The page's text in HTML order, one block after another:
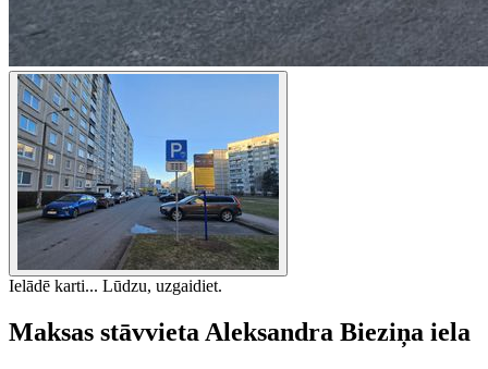
Ielādē karti... Lūdzu, uzgaidiet.
Maksas stāvvieta Aleksandra Bieziņa iela